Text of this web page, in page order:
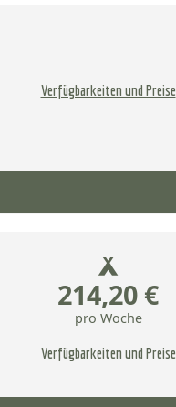
Verfügbarkeiten und Preise
214,20 €
pro Woche
Verfügbarkeiten und Preise